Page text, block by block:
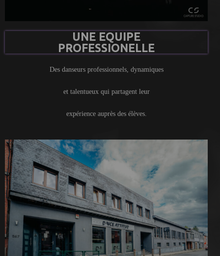
UNE EQUIPE
PROFESSIONELLE
Des danseurs professionnels, dynamiques
et talentueux qui partagent leur
expérience auprès des élèves.